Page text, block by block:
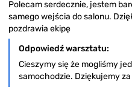
Polecam serdecznie, jestem
samego wejścia do salonu.
pozdrawia ekipę
Odpowiedź warsztatu:
Cieszymy się że mogliśmy
samochodzie. Dziękujemy za